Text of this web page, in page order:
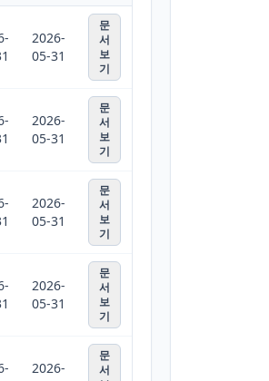
2026-
05-31
문
서
보
기
2026-
05-31
문
서
보
기
2026-
05-31
문
서
보
기
2026-
05-31
문
서
보
기
2026-
문
서